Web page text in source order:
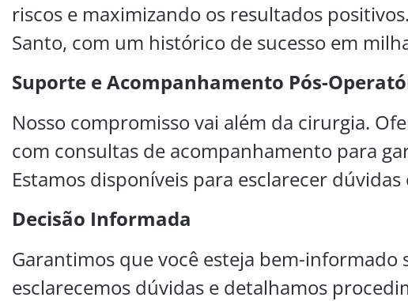
riscos e maximizando os resultados
Santo, com um histórico de sucesso em
Suporte e Acompanhamento Pós-
Nosso compromisso vai além da cirurgia.
com consultas de acompanhamento para
Estamos disponíveis para esclarecer
Decisão Informada
Garantimos que você esteja bem-informado
esclarecemos dúvidas e detalhamos